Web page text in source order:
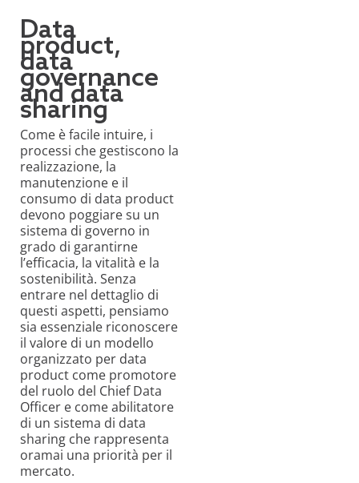
Data
product,
data
governance
and data
sharing
Come è facile intuire, i
processi che gestiscono la
realizzazione, la
manutenzione e il
consumo di data product
devono poggiare su un
sistema di governo in
grado di garantirne
l’efficacia, la vitalità e la
sostenibilità. Senza
entrare nel dettaglio di
questi aspetti, pensiamo
sia essenziale riconoscere
il valore di un modello
organizzato per data
product come promotore
del ruolo del Chief Data
Officer e come abilitatore
di un sistema di data
sharing che rappresenta
oramai una priorità per il
mercato.